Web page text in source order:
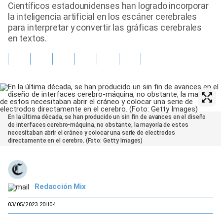
Tendencias Mix
Sports
Científicos estadounidenses han logrado incorporar
la inteligencia artificial en los escáner cerebrales
para interpretar y convertir las gráficas cerebrales
en textos.
En la última década, se han producido un sin fin de avances en el diseño
de interfaces cerebro-máquina, no obstante, la mayoría de estos
necesitaban abrir el cráneo y colocar una serie de electrodos
directamente en el cerebro. (Foto: Getty Images)
Redacción Mix
03/05/2023 20H04